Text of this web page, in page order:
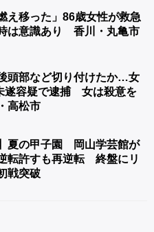
え移った」86歳女性が救急
は意識あり 香川・丸亀市
頭部など切り付けたか…女
遂容疑で逮捕 女は殺意を
高松市
夏の甲子園 岡山学芸館が
転許すも再逆転 終盤にリ
戦突破